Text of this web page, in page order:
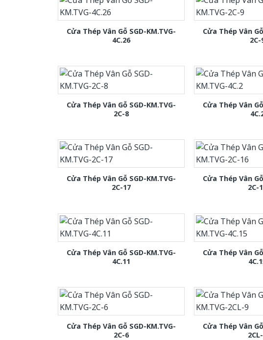
Cửa Thép Vân Gỗ SGD-KM.TVG-
4C.26
Cửa Thép Vân
2C-
Cửa Thép Vân Gỗ SGD-KM.TVG-
2C-8
Cửa Thép Vân
Cửa Thép Vân Gỗ SGD-KM.TVG-
2C-17
Cửa Thép Vân
2C-
Cửa Thép Vân Gỗ SGD-KM.TVG-
4C.11
Cửa Thép Vân
Cửa Thép Vân Gỗ SGD-KM.TVG-
2C-6
Cửa Thép Vân